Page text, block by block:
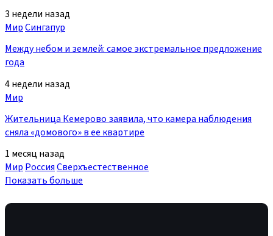
3 недели назад
МирСингапур
Между небом и землей: самое экстремальное предложение
года
4 недели назад
Мир
Жительница Кемерово заявила, что камера наблюдения
сняла «домового» в ее квартире
1 месяц назад
Мир РоссияСверхъестественное
Показать больше